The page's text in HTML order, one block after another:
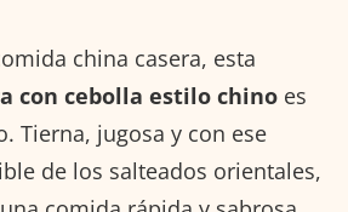
china casera, esta
con cebolla estilo chino es
Tierna, jugosa y con ese
de los salteados orientales,